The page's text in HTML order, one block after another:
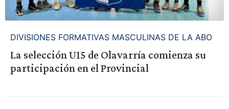
DIVISIONES FORMATIVAS MASCULINAS DE LA ABO
La selección U15 de Olavarría comienza su
participación en el Provincial